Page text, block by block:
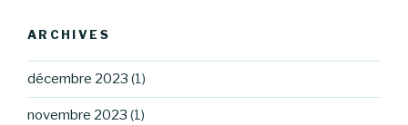
ARCHIVES
décembre 2023 (1)
novembre 2023 (1)